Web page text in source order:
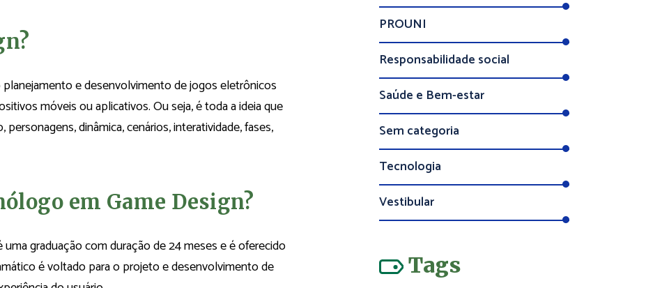
planejamento e desenvolvimento de jogos eletrônicos
móveis ou aplicativos. Ou seja, é toda a ideia que
dinâmica, cenários, interatividade, fases,
em Game Design?
graduação com duração de 24 meses e é oferecido
é voltado para o projeto e desenvolvimento de
PROUNI
Responsabilidade social
Saúde e Bem-estar
Sem categoria
Tecnologia
Vestibular
Tags